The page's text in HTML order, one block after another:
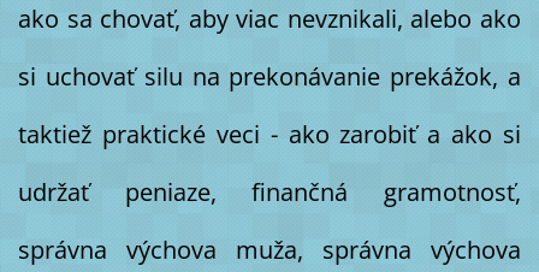
ako sa chovať, aby viac nevznikali, alebo ako
si uchovať silu na prekonávanie prekážok, a
taktiež praktické veci - ako zarobiť a ako si
udržať peniaze, finančná gramotnosť,
správna výchova muža, správna výchova